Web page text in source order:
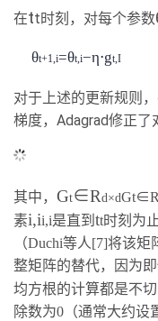
在tt时刻，对每个参数
θt+1,i=θt,i−η⋅gt,I
对于上述的更新规则
梯度，Adagrad修正了
其中， Gt∈Rd×dGt∈
素i,ii,i是直到 tt时刻为
（Duchi等人[7]将该
整矩阵的替代，因为
均方根的计算都是不切
除数为0（通常大约设